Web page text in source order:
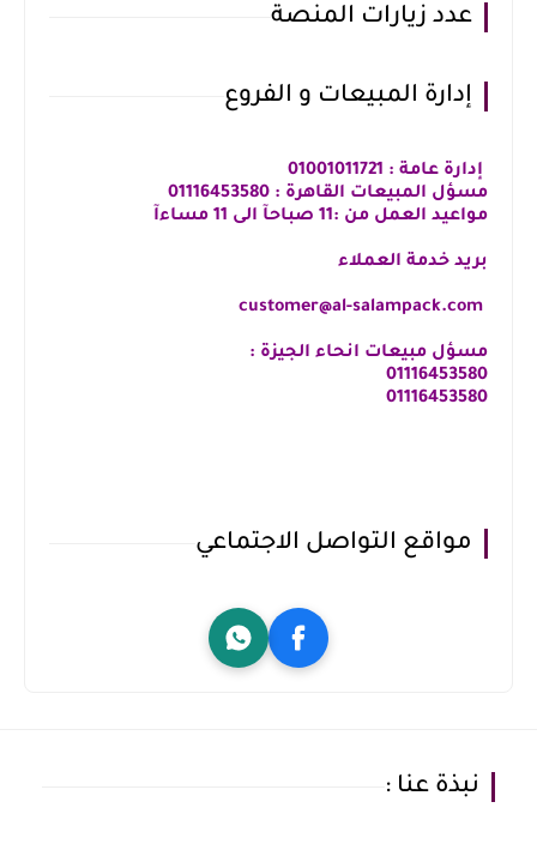
عدد زيارات المنصة
إدارة المبيعات و الفروع
إدارة عامة : 01001011721
مسؤل المبيعات القاهرة : 01116453580
مواعيد العمل من :11 صباحآ الى 11 مساءآ
بريد خدمة العملاء
مسؤل مبيعات انحاء الجيزة :
01116453580
⁦01116453580
مواقع التواصل الاجتماعي
نبذة عنا :